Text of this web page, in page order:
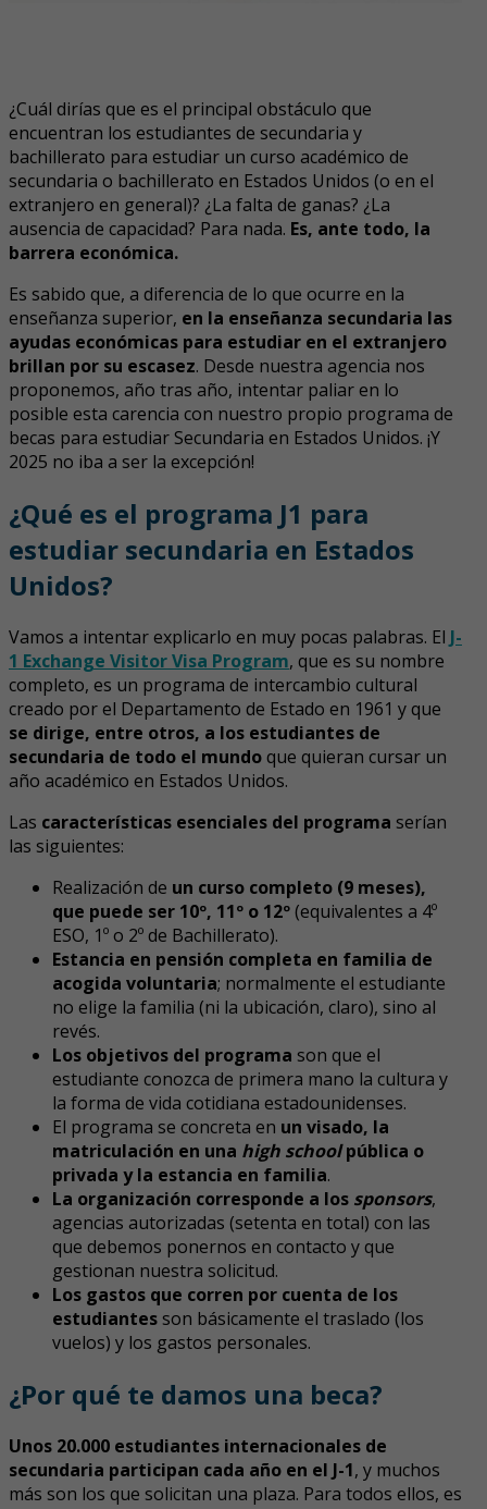
¿Cuál dirías que es el principal obstáculo que
encuentran los estudiantes de secundaria y
bachillerato para estudiar un curso académico de
secundaria o bachillerato en Estados Unidos (o en el
extranjero en general)? ¿La falta de ganas? ¿La
ausencia de capacidad? Para nada. Es, ante todo, la
barrera económica.
Es sabido que, a diferencia de lo que ocurre en la
enseñanza superior, en la enseñanza secundaria las
ayudas económicas para estudiar en el extranjero
brillan por su escasez. Desde nuestra agencia nos
proponemos, año tras año, intentar paliar en lo
posible esta carencia con nuestro propio programa de
becas para estudiar Secundaria en Estados Unidos. ¡Y
2025 no iba a ser la excepción!
¿Qué es el programa J1 para
estudiar secundaria en Estados
Unidos?
Vamos a intentar explicarlo en muy pocas palabras. El J-
1 Exchange Visitor Visa Program, que es su nombre
completo, es un programa de intercambio cultural
creado por el Departamento de Estado en 1961 y que
se dirige, entre otros, a los estudiantes de
secundaria de todo el mundoque quieran cursar un
año académico en Estados Unidos.
Las características esenciales del programa serían
las siguientes:
Realización de un curso completo (9 meses),
que puede ser 10º, 11º o 12º(equivalentes a 4º
ESO, 1º o 2º de Bachillerato).
Estancia en pensión completa en familia de
acogida voluntaria; normalmente el estudiante
no elige la familia (ni la ubicación, claro), sino al
revés.
Los objetivos del programa son que el
estudiante conozca de primera mano la cultura y
la forma de vida cotidiana estadounidenses.
El programa se concreta en un visado, la
matriculación en una high schoolpública o
privada y la estancia en familia.
La organización corresponde a los sponsors,
agencias autorizadas (setenta en total) con las
que debemos ponernos en contacto y que
gestionan nuestra solicitud.
Los gastos que corren por cuenta de los
estudiantes son básicamente el traslado (los
vuelos) y los gastos personales.
¿Por qué te damos una beca?
Unos 20.000 estudiantes internacionales de
secundaria participan cada año en el J-1, y muchos
más son los que solicitan una plaza. Para todos ellos, es